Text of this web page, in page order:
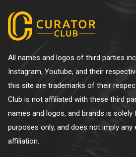
All names and logos of third parties
Instagram, Youtube, and their
this site are trademarks of their
Club is not affiliated with these third
names and logos, and brands is
purposes only, and does not imply
affiliation.